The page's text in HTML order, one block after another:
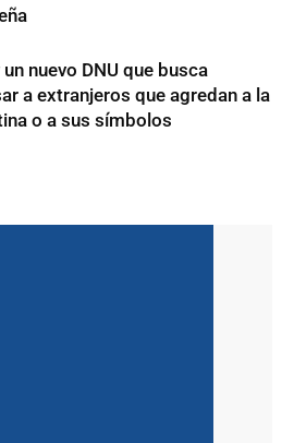
nuevo DNU que busca
a extranjeros que agredan a la
o a sus símbolos